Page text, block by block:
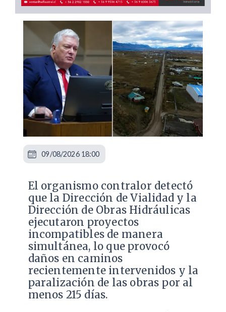
El organismo contralor detectó
que la Dirección de Vialidad y la
Dirección de Obras Hidráulicas
ejecutaron proyectos
incompatibles de manera
simultánea, lo que provocó
daños en caminos
recientemente intervenidos y la
paralización de las obras por al
menos 215 días.
09/08/2026 18:00